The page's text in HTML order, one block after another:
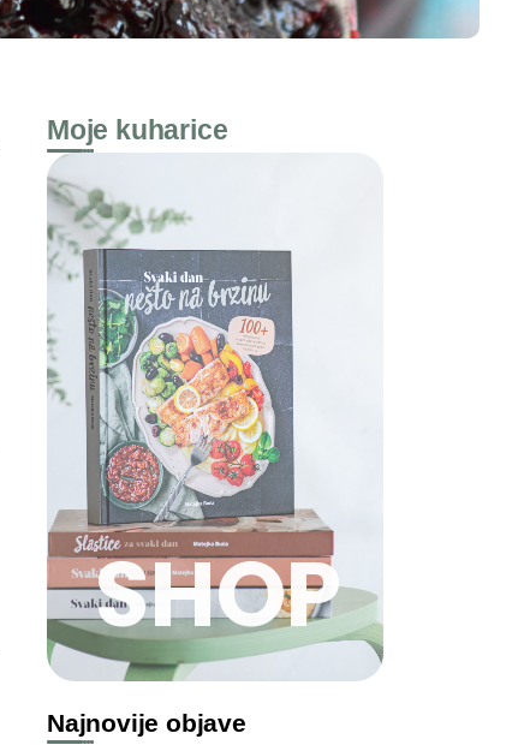
Moje kuharice
SHOP
Najnovije objave